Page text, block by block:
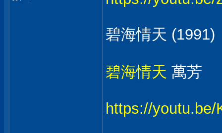
碧海情天 (1991)
碧海情天 萬芳
https://youtu.be/